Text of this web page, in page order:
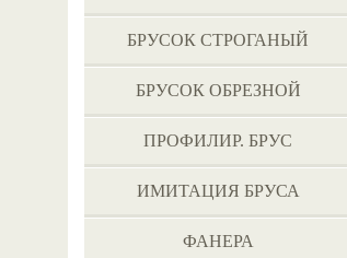
БРУСОК СТРОГАНЫЙ
БРУСОК ОБРЕЗНОЙ
ПРОФИЛИР. БРУС
ИМИТАЦИЯ БРУСА
ФАНЕРА